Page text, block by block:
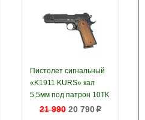
Пистолет сигнальный
«K1911 KURS» кал
5,5мм под патрон 10ТК
21 990 20 790p